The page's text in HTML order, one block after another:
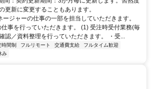
更新に変更することもあります。
ージャーの仕事の一部を担当していただきます。
事を行っていただきます。 (1) 受注時受付業務(毎
認／資料整理を行っていただきます。 ・受...
時間制 フルリモート 交通費支給
フルタイム歓迎
み